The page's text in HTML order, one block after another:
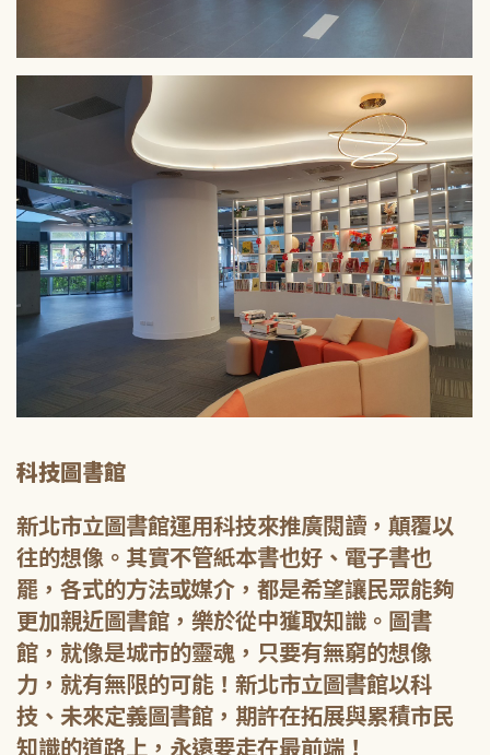
科技圖書館
新北市立圖書館運用科技來推廣閱讀，顛覆以
往的想像。其實不管紙本書也好、電子書也
罷，各式的方法或媒介，都是希望讓民眾能夠
更加親近圖書館，樂於從中獲取知識。圖書
館，就像是城市的靈魂，只要有無窮的想像
力，就有無限的可能！新北市立圖書館以科
技、未來定義圖書館，期許在拓展與累積市民
知識的道路上，永遠要走在最前端！